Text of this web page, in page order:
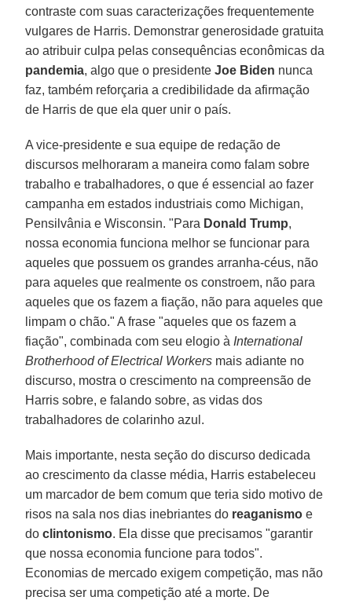
contraste com suas caracterizações frequentemente
vulgares de Harris. Demonstrar generosidade gratuita
ao atribuir culpa pelas consequências econômicas da
pandemia, algo que o presidenteJoe Biden nunca
faz, também reforçaria a credibilidade da afirmação
de Harris de que ela quer unir o país.
A vice-presidente e sua equipe de redação de
discursos melhoraram a maneira como falam sobre
trabalho e trabalhadores, o que é essencial ao fazer
campanha em estados industriais como Michigan,
Pensilvânia e Wisconsin. "Para Donald Trump,
nossa economia funciona melhor se funcionar para
aqueles que possuem os grandes arranha-céus, não
para aqueles que realmente os constroem, não para
aqueles que os fazem a fiação, não para aqueles que
limpam o chão." A frase "aqueles que os fazem a
fiação", combinada com seu elogio à International
Brotherhood of Electrical Workers mais adiante no
discurso, mostra o crescimento na compreensão de
Harris sobre, e falando sobre, as vidas dos
trabalhadores de colarinho azul.
Mais importante, nesta seção do discurso dedicada
ao crescimento da classe média, Harris estabeleceu
um marcador de bem comum que teria sido motivo de
risos na sala nos dias inebriantes do reaganismo e
doclintonismo. Ela disse que precisamos "garantir
que nossa economia funcione para todos".
Economias de mercado exigem competição, mas não
precisa ser uma competição até a morte. De